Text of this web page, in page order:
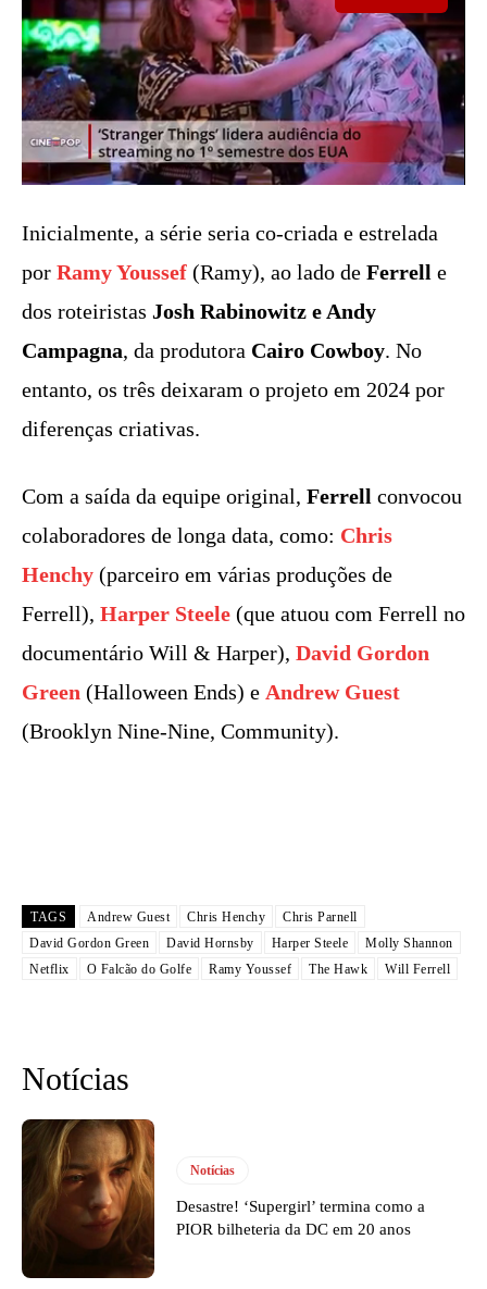
Inicialmente, a série seria co-criada e estrelada
por Ramy Youssef (Ramy), ao lado de Ferrell e
dos roteiristas Josh Rabinowitz e Andy
Campagna, da produtora Cairo Cowboy. No
entanto, os três deixaram o projeto em 2024 por
diferenças criativas.
Com a saída da equipe original, Ferrell convocou
colaboradores de longa data, como: Chris
Henchy (parceiro em várias produções de
Ferrell), Harper Steele (que atuou com Ferrell no
documentário Will & Harper), David Gordon
Green (Halloween Ends) e Andrew Guest
(Brooklyn Nine-Nine, Community).
TAGS Andrew Guest Chris Henchy
Chris Parnell
David Gordon Green
David Hornsby Harper Steele
Molly Shannon
Netflix
O Falcão do Golfe Ramy Youssef The Hawk Will Ferrell
Notícias
Notícias
Desastre! ‘Supergirl’ termina como a
PIOR bilheteria da DC em 20 anos